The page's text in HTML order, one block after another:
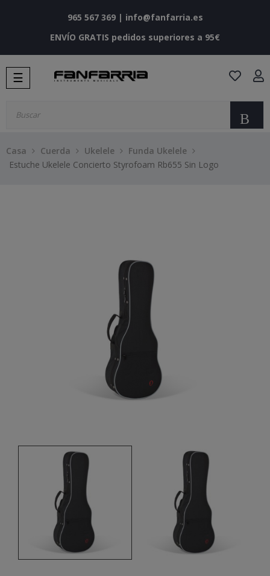
965 567 369| info@fanfarria.es
ENVÍO GRATIS pedidos superiores a 95€
Navegación
de
☰
Casa Cuerda Ukelele
Funda Ukelele
Estuche Ukelele Concierto Styrofoam Rb655 Sin Logo